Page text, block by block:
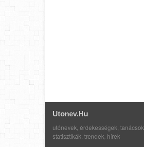
Utonev.hu
utónevek, érdekességek, tanácsok,
statisztikák, trendek, hírek